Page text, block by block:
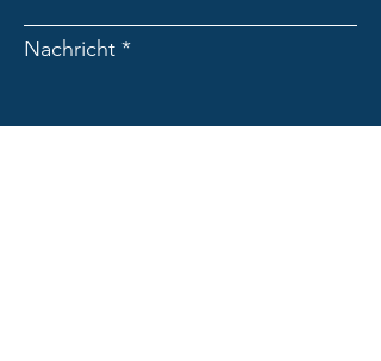
Nachricht